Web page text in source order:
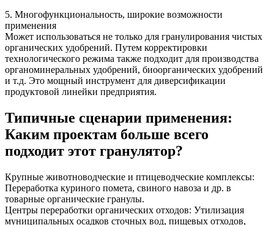
5. Многофункциональность, широкие возможности
применения
Может использоваться не только для гранулирования чистых
органических удобрений. Путем корректировки
технологического режима также подходит для производства
органоминеральных удобрений, биоорганических удобрений
и т.д. Это мощный инструмент для диверсификации
продуктовой линейки предприятия.
Типичные сценарии применения:
Каким проектам больше всего
подходит этот гранулятор?
Крупные животноводческие и птицеводческие комплексы:
Переработка куриного помета, свиного навоза и др. в
товарные органические гранулы.
Центры переработки органических отходов: Утилизация
муниципальных осадков сточных вод, пищевых отходов,